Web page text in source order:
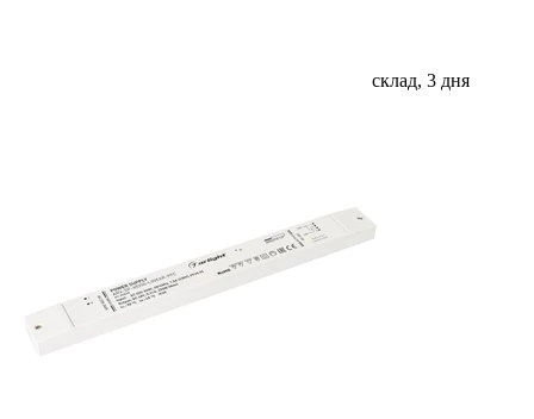
склад, 3 дня